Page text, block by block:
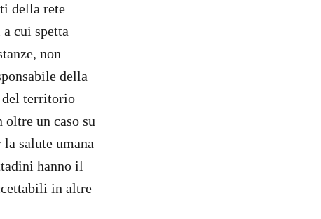
della rete
cui spetta
non
della
del territorio
un caso su
salute umana
hanno il
in altre